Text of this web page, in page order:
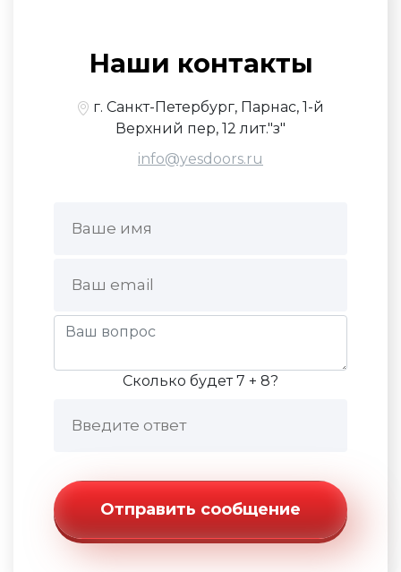
Наши контакты
г. Санкт-Петербург, Парнас, 1-й
Верхний пер, 12 лит."з"
info@yesdoors.ru
Сколько будет 7 + 8?
Отправить сообщение